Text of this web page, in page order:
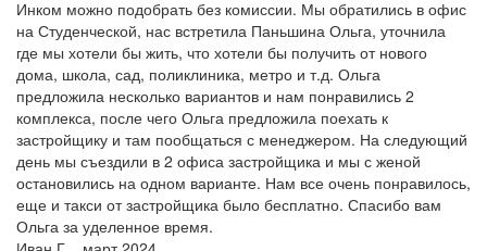
Инком можно подобрать без комиссии. Мы обратились в офис
на Студенческой, нас встретила Паньшина Ольга, уточнила
где мы хотели бы жить, что хотели бы получить от нового
дома, школа, сад, поликлиника, метро и т.д. Ольга
предложила несколько вариантов и нам понравились 2
комплекса, после чего Ольга предложила поехать к
застройщику и там пообщаться с менеджером. На следующий
день мы съездили в 2 офиса застройщика и мы с женой
остановились на одном варианте. Нам все очень понравилось,
еще и такси от застройщика было бесплатно. Спасибо вам
Ольга за уделенное время.